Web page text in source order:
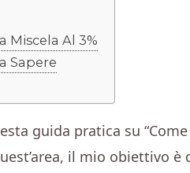
Miscela Al 3%
Sapere
guida pratica su
il mio obiettivo